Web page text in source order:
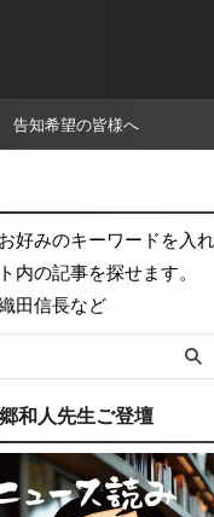
告知希望の皆様へ
好みのキーワードを入
内の記事を探せます。
田信長など
和人先生ご登壇